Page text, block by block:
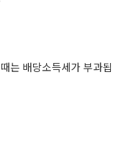
는 배당소득세가 부과